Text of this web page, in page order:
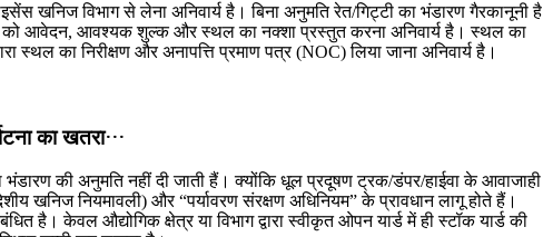
खनिज विभाग से लेना अनिवार्य है। बिना अनुमति रेत/गिट्टी का भंडारण गैरकानूनी है
को आवेदन, आवश्यक शुल्क और स्थल का नक्शा प्रस्तुत करना अनिवार्य है। स्थल का
स्थल का निरीक्षण और अनापत्ति प्रमाण पत्र (NOC) लिया जाना अनिवार्य है।
का खतरा…
भंडारण की अनुमति नहीं दी जाती हैं। क्योंकि धूल प्रदूषण ट्रक/डंपर/हाईवा के आवाजाही
खनिज नियमावली) और “पर्यावरण संरक्षण अधिनियम” के प्रावधान लागू होते हैं।
है। केवल औद्योगिक क्षेत्र या विभाग द्वारा स्वीकृत ओपन यार्ड में ही स्टॉक यार्ड की